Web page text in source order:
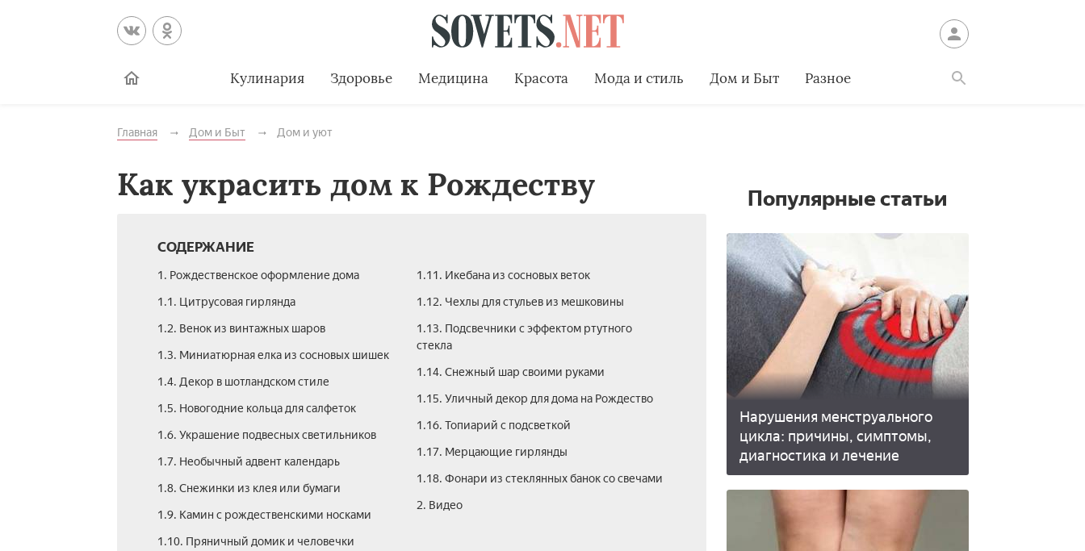
Кулинария Здоровье Медицина Красота Мода и стиль Дом и Быт Разное
Главная Дом и Быт Дом и уют
Как украсить дом к Рождеству
СОДЕРЖАНИЕ
1. Рождественское оформление дома
1.1. Цитрусовая гирлянда
1.2. Венок из винтажных шаров
1.3. Миниатюрная елка из сосновых шишек
1.4. Декор в шотландском стиле
1.5. Новогодние кольца для салфеток
1.6. Украшение подвесных светильников
1.7. Необычный адвент календарь
1.8. Снежинки из клея или бумаги
1.9. Камин с рождественскими носками
1.10. Пряничный домик и человечки
1.11. Икебана из сосновых веток
1.12. Чехлы для стульев из мешковины
1.13. Подсвечники с эффектом ртутного
стекла
1.14. Снежный шар своими руками
1.15. Уличный декор для дома на Рождество
1.16. Топиарий с подсветкой
1.17. Мерцающие гирлянды
1.18. Фонари из стеклянных банок со свечами
2. Видео
Популярные статьи
Нарушения менструального
цикла: причины, симптомы,
диагностика и лечение